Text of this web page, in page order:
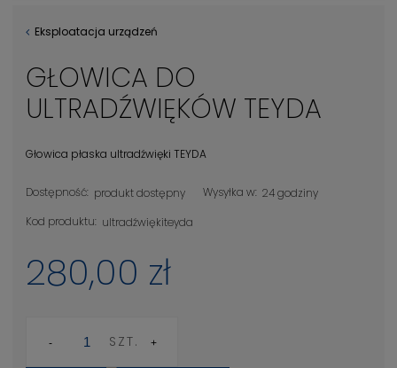
Eksploatacja urządzeń
GŁOWICA DO
ULTRADŹWIĘKÓW TEYDA
Głowica płaska ultradźwięki TEYDA
Dostępność: produkt dostępny Wysyłka w: 24 godziny
Kod produktu: ultradźwiękiteyda
280,00 zł
SZT.